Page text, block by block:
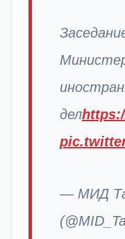
дел
— МИД